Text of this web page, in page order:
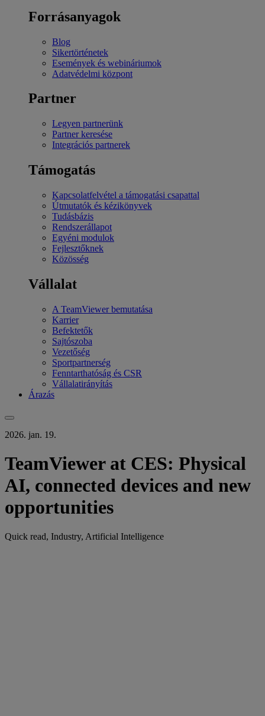
Forrásanyagok
Blog
Sikertörténetek
Események és webináriumok
Adatvédelmi központ
Partner
Legyen partnerünk
Partner keresése
Integrációs partnerek
Támogatás
Kapcsolatfelvétel a támogatási csapattal
Útmutatók és kézikönyvek
Tudásbázis
Rendszerállapot
Egyéni modulok
Fejlesztőknek
Közösség
Vállalat
A TeamViewer bemutatása
Karrier
Befektetők
Sajtószoba
Vezetőség
Sportpartnerség
Fenntarthatóság és CSR
Vállalatirányítás
Árazás
2026. jan. 19.
TeamViewer at CES: Physical
AI, connected devices and new
opportunities
Quick read, Industry, Artificial Intelligence